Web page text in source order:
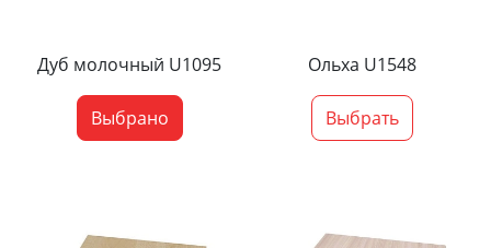
Дуб молочный U1095
Выбрано
Ольха U1548
Выбрать